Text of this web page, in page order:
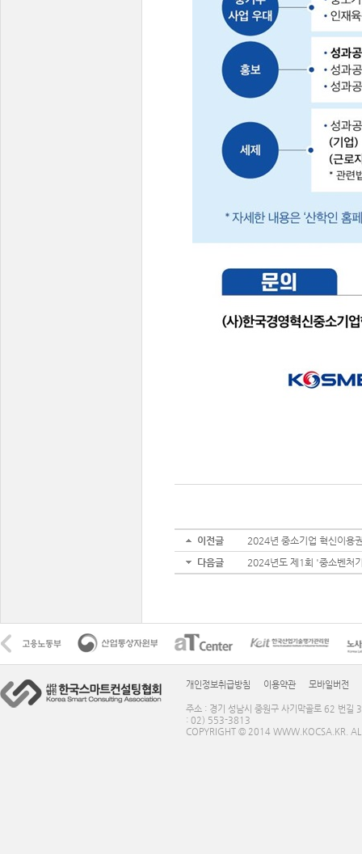
이전글
2024년 중소기업 혁신이용
다음글
2024년도 제1회 '중소벤처
개인정보취급방침 이용약관 모바일버전
주소 : 경기 성남시 중원구 사기막골로 62 번
: 02) 553-3813
COPYRIGHT © 2014 WWW.KOCSA.KR.